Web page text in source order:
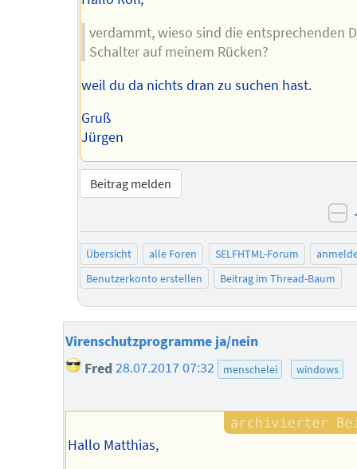
verdammt, wieso sind die entsprechenden
Schalter auf meinem Rücken?
weil du da nichts dran zu suchen hast.
Gruß
Jürgen
Beitrag melden
Übersicht alle Foren SELFHTML-Forum
Benutzerkonto erstellen
Beitrag im Thread-Baum
Virenschutzprogramme ja/nein
Fred 28.07.2017 07:32 menschelei windows
Hallo Matthias,